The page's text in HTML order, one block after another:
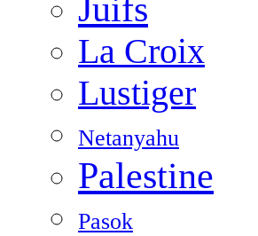
Juifs
La Croix
Lustiger
Netanyahu
Palestine
Pasok